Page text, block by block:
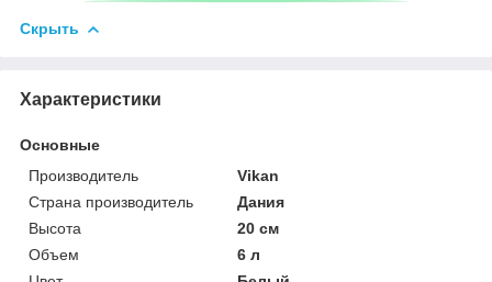
Скрыть
Характеристики
Основные
Производитель
Vikan
Страна производитель
Дания
Высота
20 см
Объем
6 л